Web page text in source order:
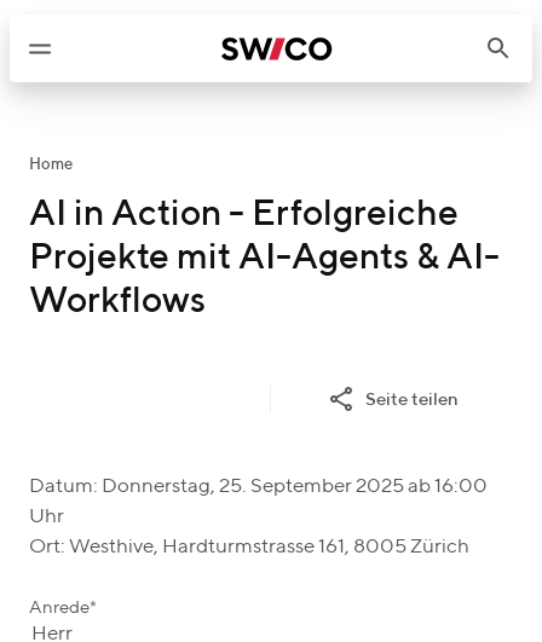
Home
AI in Action - Erfolgreiche
Projekte mit AI-Agents & AI-
Workflows
Seite teilen
Datum: Donnerstag, 25. September 2025 ab 16:00
Uhr
Ort: Westhive, Hardturmstrasse 161, 8005 Zürich
Anrede*